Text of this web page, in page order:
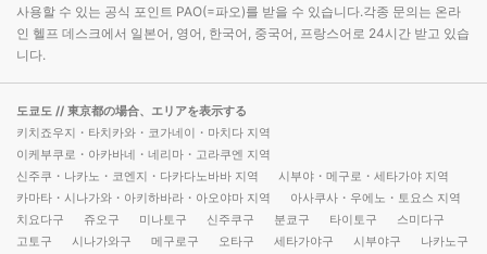
사용할 수 있는 공식 포인트 PAO(=파오)를 받을 수 있습니다.각종 문의는 온라
인 헬프 데스크에서 일본어, 영어, 한국어, 중국어, 프랑스어로 24시간 받고 있습
니다.
도쿄도 // 東京都の場合、エリアを表示する
키치죠우지・타치카와・코가네이・마치다 지역
이케부쿠로・아카바네・네리마・고라쿠엔 지역
신주쿠・나카노・코엔지・다카다노바바 지역
시부야・메구로・세타가야 지역
카마타・시나가와・아키하바라・아오야마 지역
아사쿠사・우에노・토요스 지역
치요다구
쥬오구 미나토구 신주쿠구 분쿄구 타이토구
스미다구
고토구
시나가와구 메구로구 오타구 세타가야구 시부야구
나카노구